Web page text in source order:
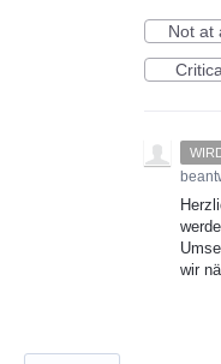
Not at
wir